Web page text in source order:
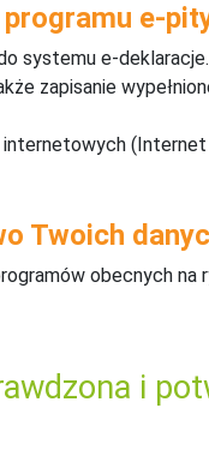
e-
systemu e-
zapisanie
Twoich
obecnych na
i